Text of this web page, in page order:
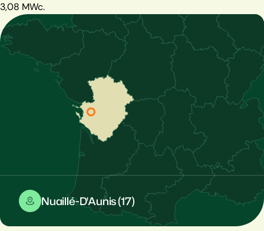
3,08 MWc.
Nuaillé-D'Aunis (17)